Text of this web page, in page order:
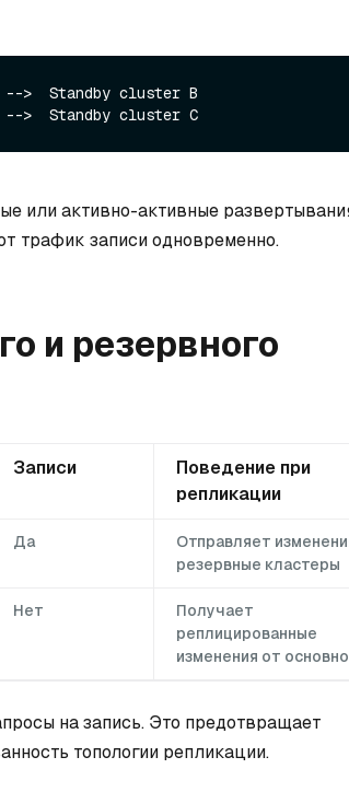
>  Standby cluster B
или активно-активные
трафик записи одновременно.
и резервного
Записи
Поведение при
репликации
Да
Отправляет
резервные кластеры
Нет
Получает
реплицированные
изменения от
на запись. Это предотвращает
топологии репликации.